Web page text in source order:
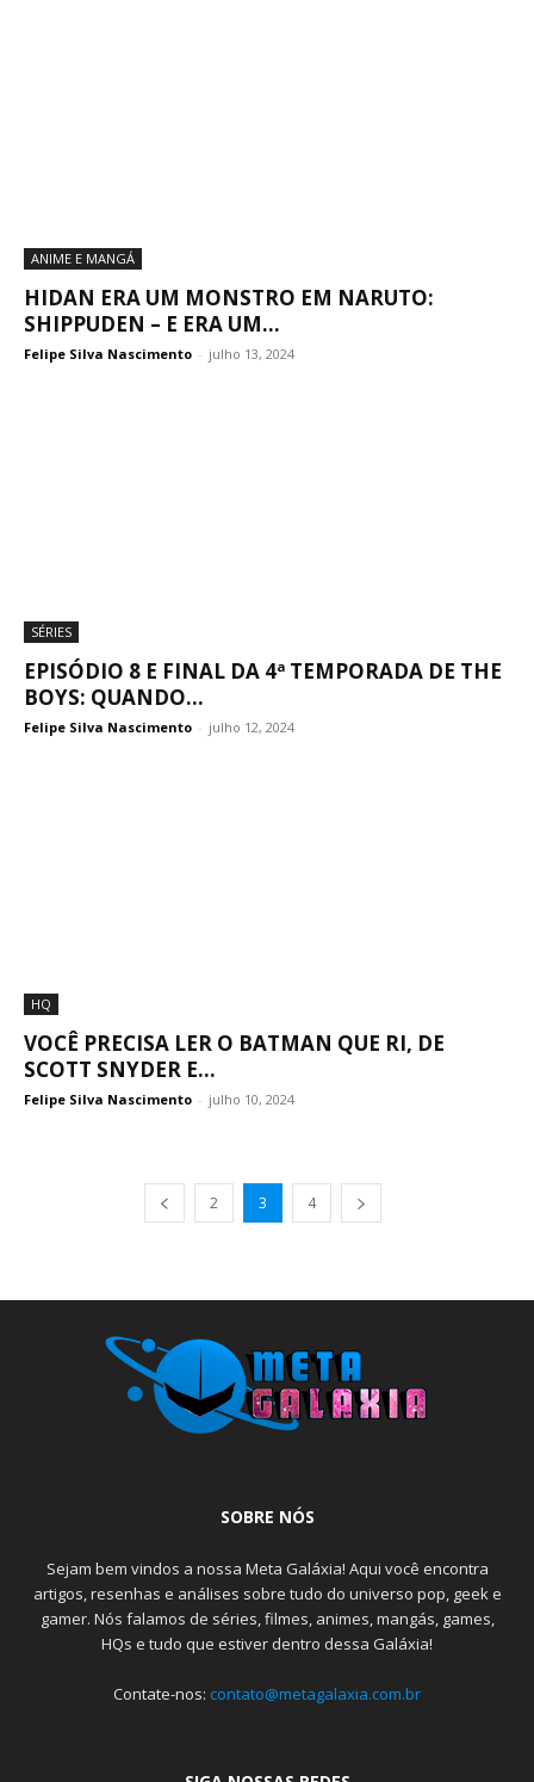
ANIME E MANGÁ
HIDAN ERA UM MONSTRO EM NARUTO:
SHIPPUDEN – E ERA UM...
Felipe Silva Nascimento - julho 13, 2024
SÉRIES
EPISÓDIO 8 E FINAL DA 4ª TEMPORADA DE THE
BOYS: QUANDO...
Felipe Silva Nascimento - julho 12, 2024
HQ
VOCÊ PRECISA LER O BATMAN QUE RI, DE
SCOTT SNYDER E...
Felipe Silva Nascimento - julho 10, 2024
2 3 4
SOBRE NÓS
Sejam bem vindos a nossa Meta Galáxia! Aqui você encontra
artigos, resenhas e análises sobre tudo do universo pop, geek e
gamer. Nós falamos de séries, filmes, animes, mangás, games,
HQs e tudo que estiver dentro dessa Galáxia!
Contate-nos: contato@metagalaxia.com.br